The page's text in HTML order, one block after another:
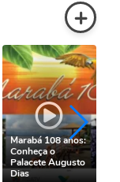
+
Marabá 108 anos:
Conheça o
Palacete Augusto
Dias